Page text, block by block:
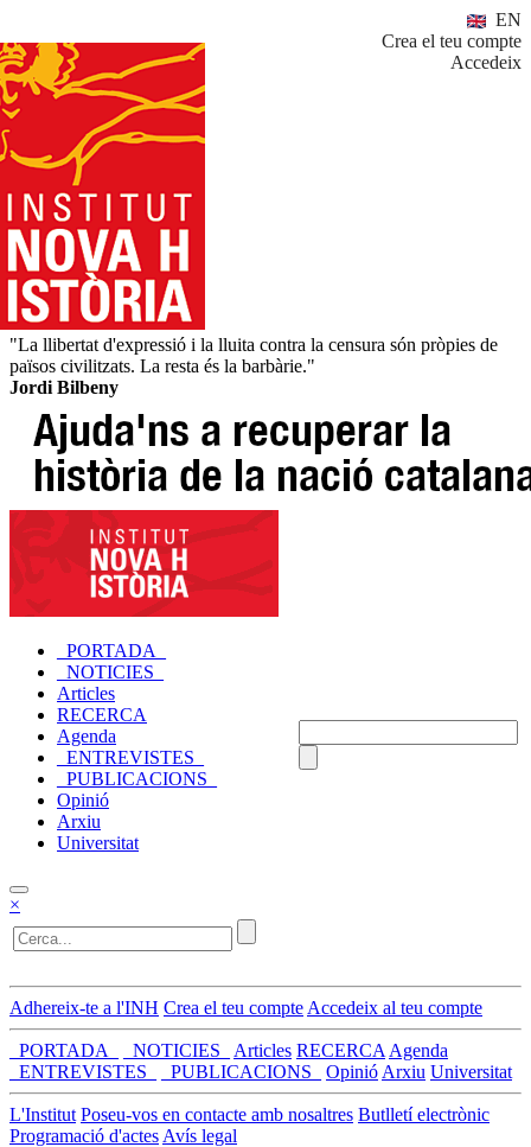
EN
Crea el teu compte
Accedeix
"La llibertat d'expressió i la lluita contra la censura són pròpies de
països civilitzats. La resta és la barbàrie."
Jordi Bilbeny
_PORTADA_
_NOTICIES_
Articles
RECERCA
Agenda
_ENTREVISTES_
_PUBLICACIONS_
Opinió
Arxiu
Universitat
×
Adhereix-te a l'INH Crea el teu compte Accedeix al teu compte
_PORTADA_ _NOTICIES_ Articles RECERCA Agenda
_ENTREVISTES_
_PUBLICACIONS_ Opinió Arxiu Universitat
L'Institut Poseu-vos en contacte amb nosaltres Butlletí electrònic
Programació d'actes Avís legal